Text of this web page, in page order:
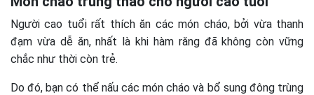
Người cao tuổi rất thích ăn các món cháo, bởi vừa thanh
đạm vừa dễ ăn, nhất là khi hàm răng đã không còn vững
chắc như thời còn trẻ.
Do đó, bạn có thể nấu các món cháo và bổ sung đông trùng